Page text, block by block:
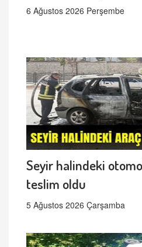
6 Ağustos 2026 Perşembe
Seyir halindeki
teslim oldu
5 Ağustos 2026 Çarşamba